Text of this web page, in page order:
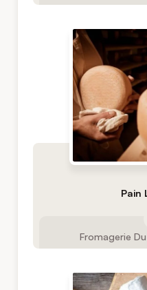
Pain
Fromagerie